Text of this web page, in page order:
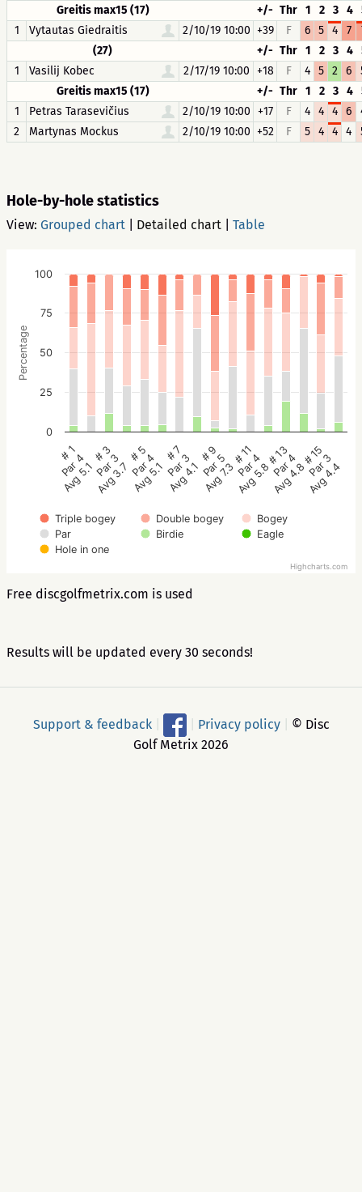
Greitis max15 (17)
+/- Thr 1 2 3 4
1
Vytautas Giedraitis 2/10/19 10:00 +39 F 6 5 4 7
(27)
+/- Thr 1 2 3 4
1
Vasilij Kobec 2/17/19 10:00 +18 F 4 5 2 6
Greitis max15 (17)
+/- Thr 1 2 3 4
1
Petras Tarasevičius 2/10/19 10:00 +17 F 4 4 4 6
2
Martynas Mockus 2/10/19 10:00 +52 F 5 4 4 4
Hole-by-hole statistics
View: Grouped chart Detailed chart Table
Percentage
Triple bogey Double bogey
Bogey
Par
Birdie
Eagle
Hole in one
# 1
Par 4
Avg 5.1
# 3
Par 3
Avg 3.7
# 5
Par 4
Avg 5.1
# 7
Par 3
Avg 4.1
# 9
Par 5
Avg 7.3
# 11
Par 4
Avg 5.8
# 13
Par 4
Avg 4.8
# 15
Par 3
Avg 4.4
0
25
50
75
100
Highcharts.com
Free discgolfmetrix.com is used
Results will be updated every 30 seconds!
Support & feedback Privacy policy
© Disc
Golf Metrix 2026